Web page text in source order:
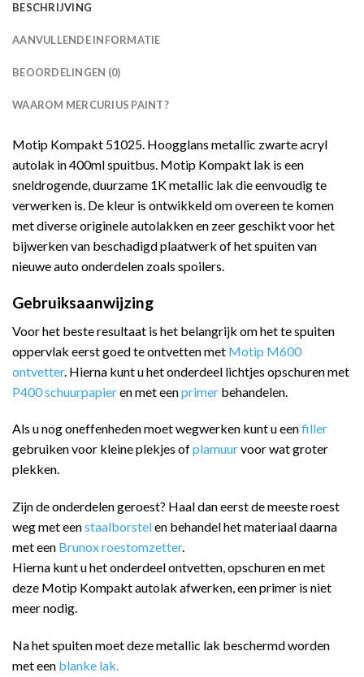
BESCHRIJVING
AANVULLENDE INFORMATIE
BEOORDELINGEN (0)
WAAROM MERCURIUS PAINT?
Motip Kompakt 51025. Hoogglans metallic zwarte acryl
autolak in 400ml spuitbus. Motip Kompakt lak is een
sneldrogende, duurzame 1K metallic lak die eenvoudig te
verwerken is. De kleur is ontwikkeld om overeen te komen
met diverse originele autolakken en zeer geschikt voor het
bijwerken van beschadigd plaatwerk of het spuiten van
nieuwe auto onderdelen zoals spoilers.
Gebruiksaanwijzing
Voor het beste resultaat is het belangrijk om het te spuiten
oppervlak eerst goed te ontvetten met Motip M600
ontvetter. Hierna kunt u het onderdeel lichtjes opschuren met
P400 schuurpapieren met eenprimer behandelen.
Als u nog oneffenheden moet wegwerken kunt u eenfiller
gebruiken voor kleine plekjes ofplamuurvoor wat groter
plekken.
Zijn de onderdelen geroest? Haal dan eerst de meeste roest
weg met eenstaalborstelen behandel het materiaal daarna
met een Brunox roestomzetter.
Hierna kunt u het onderdeel ontvetten, opschuren en met
deze Motip Kompakt autolak afwerken, een primer is niet
meer nodig.
Na het spuiten moet deze metallic lak beschermd worden
met een blanke lak.